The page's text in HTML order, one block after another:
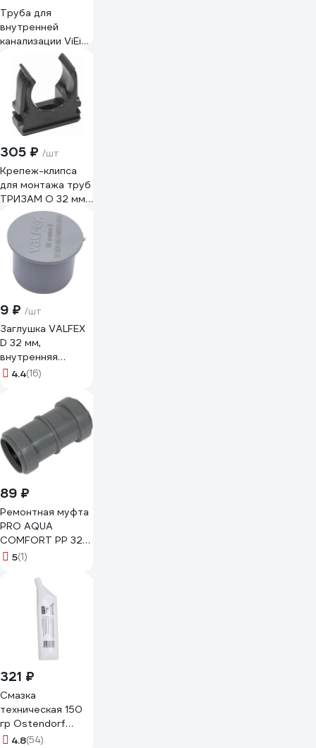
Труба для
внутренней
канализации ViEiR
Д32мм, длина
2000мм, толщина
стенки 2,0 мм
32х2,0х2000
305 ₽ /шт
Крепеж-клипса
для монтажа труб
ТРИЗАМ O 32 мм,
черная, 100 шт.
TRZ0390
9 ₽ /шт
Заглушка VALFEX
D 32 мм,
внутренняя
канализация
4.4(16)
89 ₽
Ремонтная муфта
PRO AQUA
COMFORT PP 32
300310P
5(1)
321 ₽
Смазка
техническая 150
гр Ostendorf
881800
4.8(54)